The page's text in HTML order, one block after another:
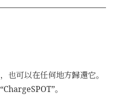
也可以在任何地方歸還它。
。